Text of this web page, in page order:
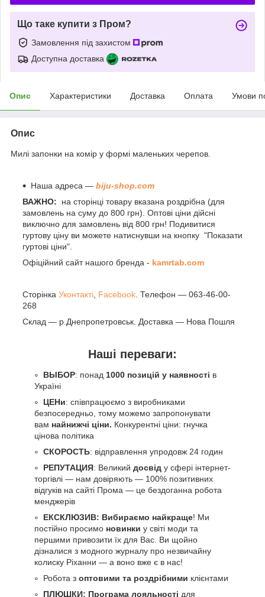
Що таке купити з Пром?
Замовлення під захистом
Доступна доставка
Опис Характеристики Доставка Оплата Умови
Опис
Милі запонки на комір у формі маленьких черепов.
Наша адреса — biju-shop.com
ВАЖНО:
на сторінці товару вказана роздрібна (для
замовлень на суму до 800 грн). Оптові ціни дійсні
виключно для замовлень від 800 грн! Подивитися
гуртову ціну ви можете натиснувши на кнопку "Показати
гуртові ціни".
Офіційний сайт нашого бренда - kamrtab.com
Сторінка Уконтакті Facebook . Телефон — 063-46-00-
268
Склад — р.Днепропетровськ. Доставка — Нова Пошля
Наші переваги:
ВЫБОР: понад 1000 позицій у наявності в
Україні
ЦЕНи: співпрацюємо з виробниками
безпосередньо, тому можемо запропонувати
вам найнижчі ціни. Конкурентні ціни: гнучка
цінова політика
СКОРОСТЬ: відправлення упродовж 24 годин
РЕПУТАЦИЯ: Великий досвід у сфері інтернет-
торгівлі — нам довіряють — 100% позитивних
відгуків на сайті Прома — це бездоганна робота
менджерів
ЕКСКЛЮЗИВ: Вибираємо найкраще! Ми
постійно просимо новинки у світі моди та
першими привозити їх для Вас. Ви щойно
дізналися з модного журналу про незвичайну
колиску Ріханни — а воно вже є в нас!
Робота з оптовими та роздрібними клієнтами
ПЛЮШКИ: Програма лояльності для